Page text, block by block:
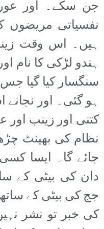
جن سکے۔ اور
نفسیاتی مریضوں
ہیں۔ اس وقت
ہندو لڑکی کا نام
سنگسار کیا گیا
ہو گئی۔ اور
کتنی اور زینب
نظام کی بھینٹ
جائے گا۔ ایسا
دان کی بیٹی کے
جج کی بیٹی کے
کی خبر تو نشر